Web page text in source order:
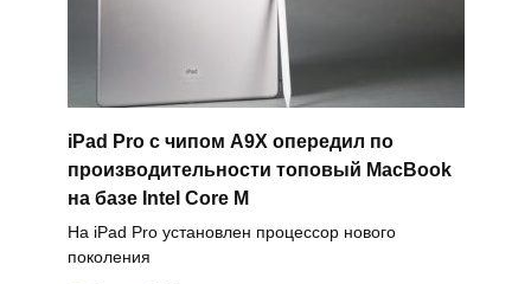
iPad Pro с чипом A9X опередил по
производительности топовый MacBook
на базе Intel Core M
На iPad Pro установлен процессор нового
поколения